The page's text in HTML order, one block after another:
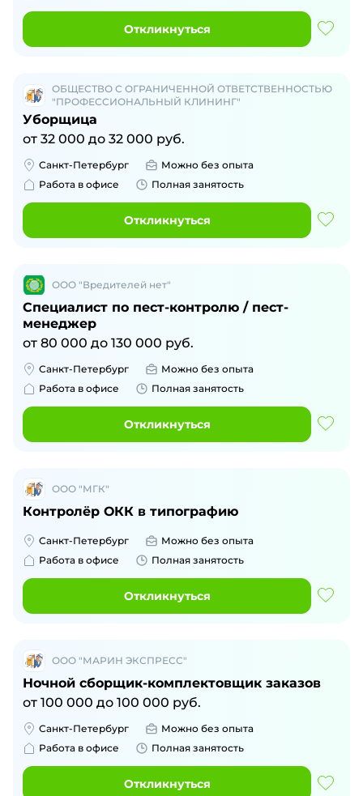
Откликнуться
ОБЩЕСТВО С ОГРАНИЧЕННОЙ ОТВЕТСТВЕННОСТЬЮ
"ПРОФЕССИОНАЛЬНЫЙ КЛИНИНГ"
Уборщица
от 32 000 до 32 000 руб.
Санкт-Петербург
Можно без опыта
Работа в офисе
Полная занятость
Откликнуться
ООО "Вредителей нет"
Специалист по пест-контролю / пест-
менеджер
от 80 000 до 130 000 руб.
Санкт-Петербург
Можно без опыта
Работа в офисе
Полная занятость
Откликнуться
ООО "МГК"
Контролёр ОКК в типографию
Санкт-Петербург
Можно без опыта
Работа в офисе
Полная занятость
Откликнуться
ООО "МАРИН ЭКСПРЕСС"
Ночной сборщик-комплектовщик заказов
от 100 000 до 100 000 руб.
Санкт-Петербург
Можно без опыта
Работа в офисе
Полная занятость
Откликнуться